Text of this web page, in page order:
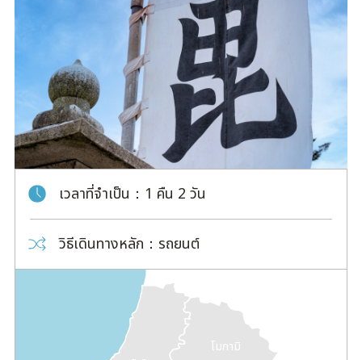
เวลาที่จำเป็น 1 คืน 2 วัน
วิธีเดินทางหลัก รถยนต์
โมกามิ